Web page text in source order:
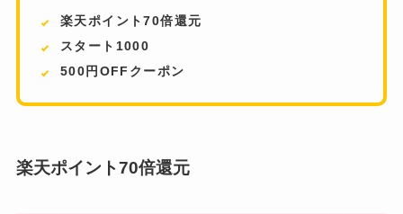
楽天ポイント70倍還元
スタート1000
500円OFFクーポン
楽天ポイント70倍還元